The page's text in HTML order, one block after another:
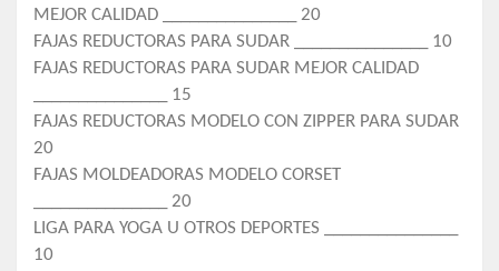
MEJOR CALIDAD _______________ 20
FAJAS REDUCTORAS PARA SUDAR _______________ 10
FAJAS REDUCTORAS PARA SUDAR MEJOR CALIDAD
_______________ 15
FAJAS REDUCTORAS MODELO CON ZIPPER PARA SUDAR
20
FAJAS MOLDEADORAS MODELO CORSET
_______________ 20
LIGA PARA YOGA U OTROS DEPORTES _______________
10